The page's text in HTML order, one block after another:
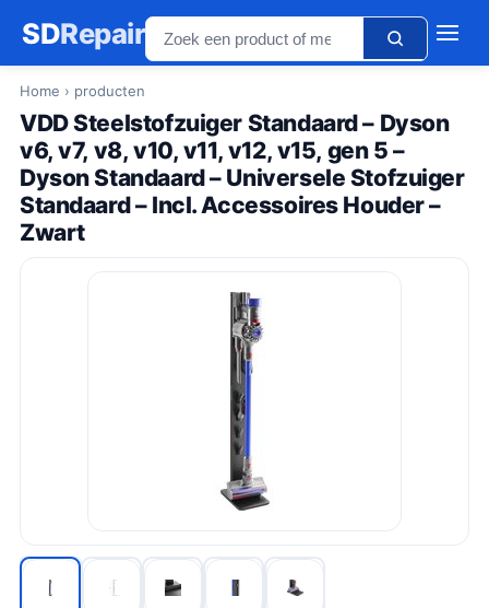
SDRepair
Home › producten
VDD Steelstofzuiger Standaard – Dyson
v6, v7, v8, v10, v11, v12, v15, gen 5 –
Dyson Standaard – Universele Stofzuiger
Standaard – Incl. Accessoires Houder –
Zwart